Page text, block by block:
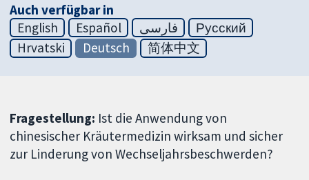
Auch verfügbar in
English
Español فارسی
Русский
Hrvatski
Deutsch 简体中文
Fragestellung: Ist die Anwendung von
chinesischer Kräutermedizin wirksam und sicher
zur Linderung von Wechseljahrsbeschwerden?